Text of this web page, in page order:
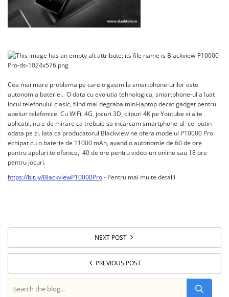
Cea mai mare problema pe care o gasim la smartphone-urilor este
autonomia bateriei.  O data cu evolutia tehnologica, smartphone-ul a luat
locul telefonului clasic, fiind mai degraba mini-laptop decat gadget pentru
apeluri telefonice. Cu WiFi, 4G, jocuri 3D, clipuri 4K pe Youtube si alte
aplicatii, nu e de mirare ca trebuie sa incarcam smartphone-ul  cel putin
odata pe zi. Iata ca producatorul Blackview ne ofera modelul P10000 Pro
echipat cu o baterie de 11000 mAh, avand o autonomie de 60 de ore
pentru apeluri telefonice,  40 de ore pentru video-uri online sau 18 ore
pentru jocuri.
https://bit.ly/BlackviewP10000Pro - Pentru mai multe detalii
NEXT POST
PREVIOUS POST